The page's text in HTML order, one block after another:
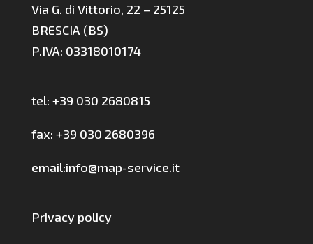
Via G. di Vittorio, 22 – 25125
BRESCIA (BS)
P.IVA: 03318010174
tel: +39 030 2680815
fax: +39 030 2680396
email:info@map-service.it
Privacy policy